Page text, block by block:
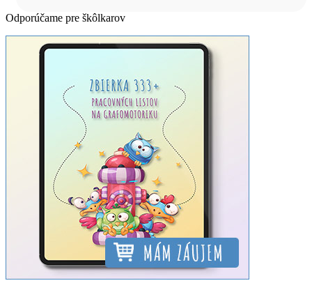
Odporúčame pre škôlkarov